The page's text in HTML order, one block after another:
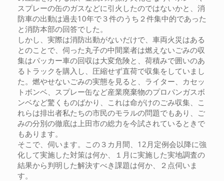
スプレーの缶のガスなどに引火したのではないかと、消
防車の出動は過去10年で３件のうち２件集中的であった
と消防本部の回答でした。
しかし、実際は消防出動がないだけで、車両火災はある
とのことで、伺った丸子の中間業者は燃えないごみの収
集はパッカー車の回収は大変危険と、荷積みで囲いのあ
るトラックを購入し、圧縮せず直荷で収集をしていまし
た。燃やせないごみの実態を見ると、ライター、カセッ
トボンベ、スプレー缶など産業廃棄物のプロパンガスボ
ンベなど驚くものばかり、これは命がけのごみ収集、こ
れらは排出者私たちの市民のモラルの問題でもあり、ご
みの分別の徹底は上田市の総力を今試されているときで
もあります。
そこで、伺います。この３カ月間、12月定例会以降に強
化して実施した対策は何か、１月に実施した実地調査の
結果から判明した解決すべき課題は何か、２点伺いま
す。